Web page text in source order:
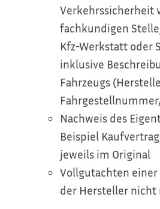
Verkehrssicherheit
fachkundigen
Kfz-Werkstatt oder
inklusive
Fahrzeugs
Nachweis des
Beispiel
jeweils im Original
Vollgutachten
der Hersteller